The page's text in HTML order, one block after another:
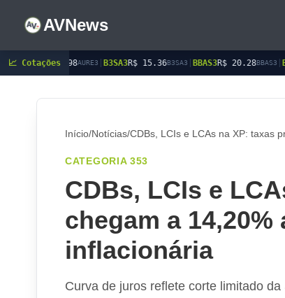
AVNews
📈 Cotações
|B3SA3R$ 15.36B3SA3|BBAS3 R$ 20.28BBAS3|BBDC3 R$ 15.45
Início/Notícias/CDBs, LCIs e LCAs na XP: taxas
CATEGORIA 353
CDBs, LCIs e
chegam a
inflacionária
Curva de juros reflete corte limitado